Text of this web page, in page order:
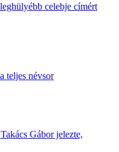
celebje címért
teljes névsor
Gábor jelezte,